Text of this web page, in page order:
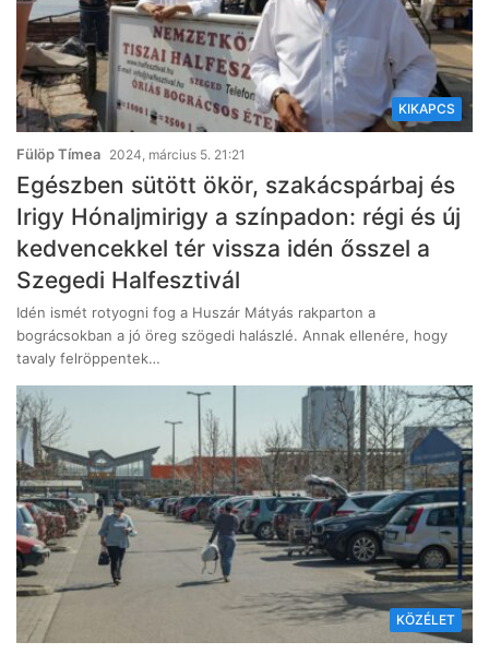
KIKAPCS
Fülöp Tímea 2024, március 5. 21:21
Egészben sütött ökör, szakácspárbaj és
Irigy Hónaljmirigy a színpadon: régi és új
kedvencekkel tér vissza idén ősszel a
Szegedi Halfesztivál
Idén ismét rotyogni fog a Huszár Mátyás rakparton a
bográcsokban a jó öreg szögedi halászlé. Annak ellenére, hogy
tavaly felröppentek…
KÖZÉLET